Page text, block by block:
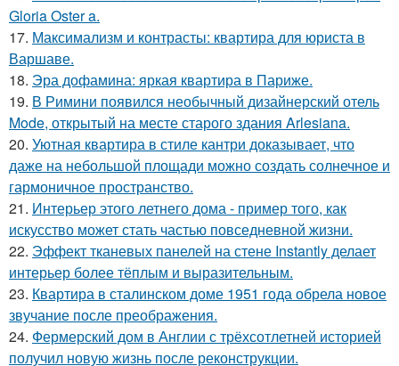
Gloria Oster a.
17. Максимализм и контрасты: квартира для юриста в
Варшаве.
18. Эра дофамина: яркая квартира в Париже.
19. В Римини появился необычный дизайнерский отель
Mode, открытый на месте старого здания Arlesiana.
20. Уютная квартира в стиле кантри доказывает, что
даже на небольшой площади можно создать солнечное и
гармоничное пространство.
21. Интерьер этого летнего дома - пример того, как
искусство может стать частью повседневной жизни.
22. Эффект тканевых панелей на стене Instantly делает
интерьер более тёплым и выразительным.
23. Квартира в сталинском доме 1951 года обрела новое
звучание после преображения.
24. Фермерский дом в Англии с трёхсотлетней историей
получил новую жизнь после реконструкции.